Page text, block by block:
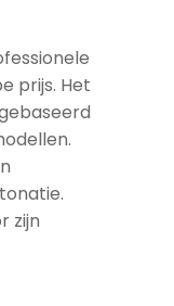
prijs. Het
zijn